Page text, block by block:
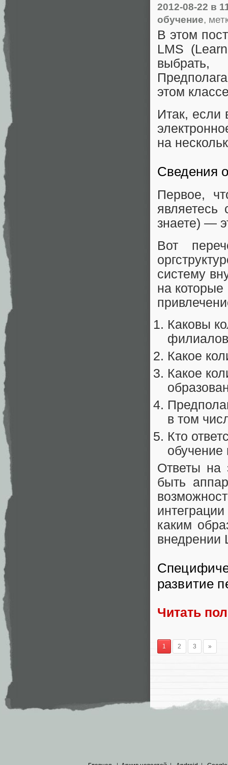
2012-08-22 в
обучение,
В этом
LMS
этом
Итак, если
на
Cведения
Первое,
являетесь
знаете) —
Вот
систему
на которые
Каковы
Какое
Какое
в том
Кто
обучение
Ответы на
быть
каким
внедрении
развитие
Читать
1 2 3 »